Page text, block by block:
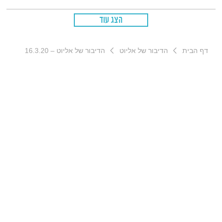
הצג עוד
דף הבית הדיבור של אליוט הדיבור של אליוט – 16.3.20